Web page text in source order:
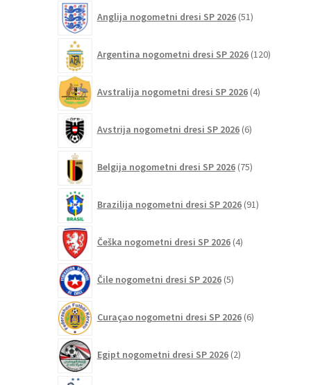
strani
Anglija nogometni dresi SP 2026 51izdelkov
Argentina nogometni dresi SP 2026 120izdelkov
Avstralija nogometni dresi SP 2026 4izdelki
Avstrija nogometni dresi SP 2026 6izdelkov
Belgija nogometni dresi SP 2026 75izdelkov
Brazilija nogometni dresi SP 2026 91izdelkov
Češka nogometni dresi SP 2026 4izdelki
Čile nogometni dresi SP 2026 5izdelkov
Curaçao nogometni dresi SP 2026 6izdelkov
Egipt nogometni dresi SP 2026 2izdelka